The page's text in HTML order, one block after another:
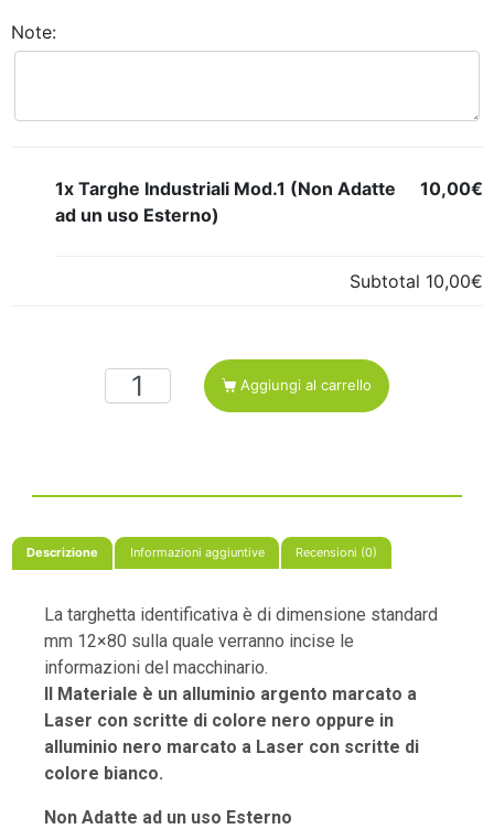
Note:
1x Targhe Industriali Mod.1 (Non Adatte
ad un uso Esterno)
10,00€
Subtotal 10,00€
Aggiungi al carrello
Descrizione Informazioni aggiuntive Recensioni (0)
La targhetta identificativa è di dimensione standard
mm 12×80 sulla quale verranno incise le
informazioni del macchinario.
Il Materiale è un alluminio argento marcato a
Laser con scritte di colore nero oppure in
alluminio nero marcato a Laser con scritte di
colore bianco.
Non Adatte ad un uso Esterno